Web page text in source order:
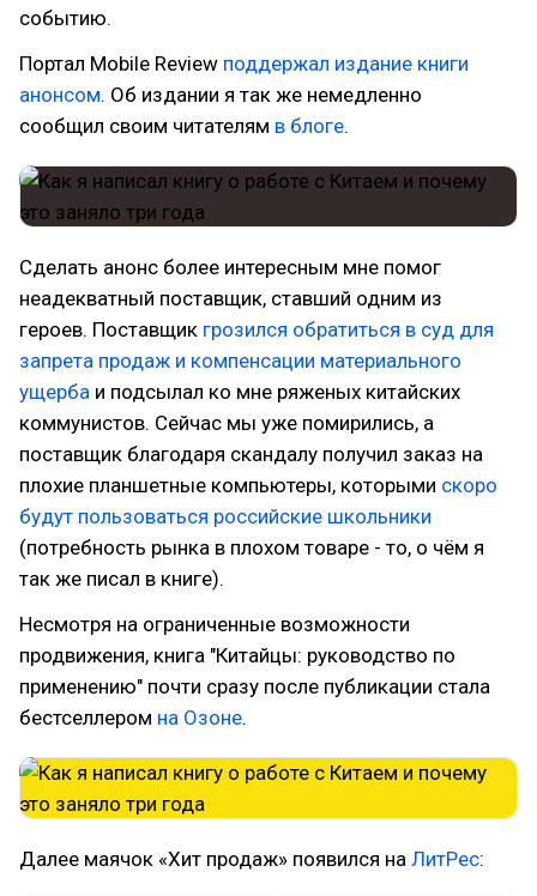
событию.
Портал Mobile Review поддержал издание книги
анонсом. Об издании я так же немедленно
сообщил своим читателям в блоге.
Сделать анонс более интересным мне помог
неадекватный поставщик, ставший одним из
героев. Поставщик грозился обратиться в суд для
запрета продаж и компенсации материального
ущерба и подсылал ко мне ряженых китайских
коммунистов. Сейчас мы уже помирились, а
поставщик благодаря скандалу получил заказ на
плохие планшетные компьютеры, которыми скоро
будут пользоваться российские школьники
(потребность рынка в плохом товаре - то, о чём я
так же писал в книге).
Несмотря на ограниченные возможности
продвижения, книга "Китайцы: руководство по
применению" почти сразу после публикации стала
бестселлером на Озоне.
Далее маячок «Хит продаж» появился на ЛитРес: